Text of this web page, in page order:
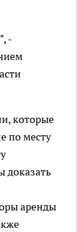
-
которые
по месту
доказать
аренды